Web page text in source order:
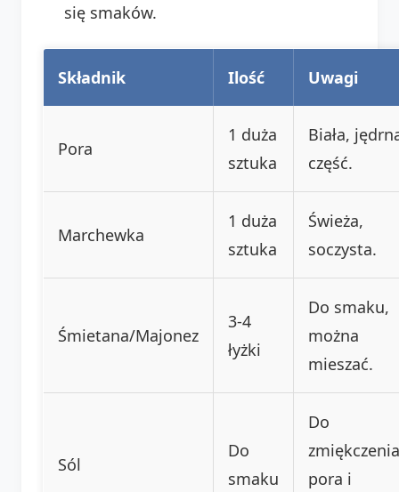
się smaków.
Składnik Ilość Uwagi
Pora
1 duża
sztuka
Biała,
część.
Marchewka
1 duża
sztuka
Świeża,
soczysta.
Śmietana/Majonez
3-4
łyżki
Do smaku,
można
mieszać.
Sól
Do
smaku
Do
zmiękczenia
pora i